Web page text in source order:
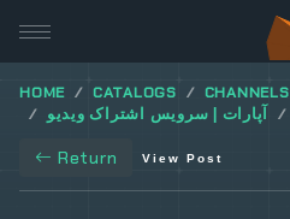
HOME CATALOGS
CHANNELS
آپارات | سرویس اشتراک ویدیو
Return View Post